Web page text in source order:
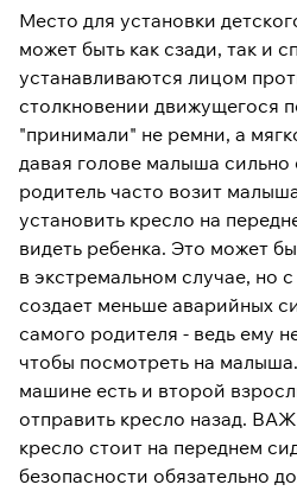
Место для установки
может быть как сзади, так и
устанавливаются лицом
столкновении движущегося
"принимали" не ремни, а
давая голове малыша сильно
родитель часто возит
установить кресло на
видеть ребенка. Это может
в экстремальном случае, но
создает меньше аварийных
самого родителя - ведь ему
чтобы посмотреть на
машине есть и второй
отправить кресло назад.
кресло стоит на переднем
безопасности обязательно